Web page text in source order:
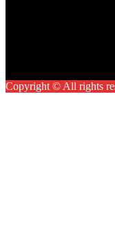
Copyright © All rights